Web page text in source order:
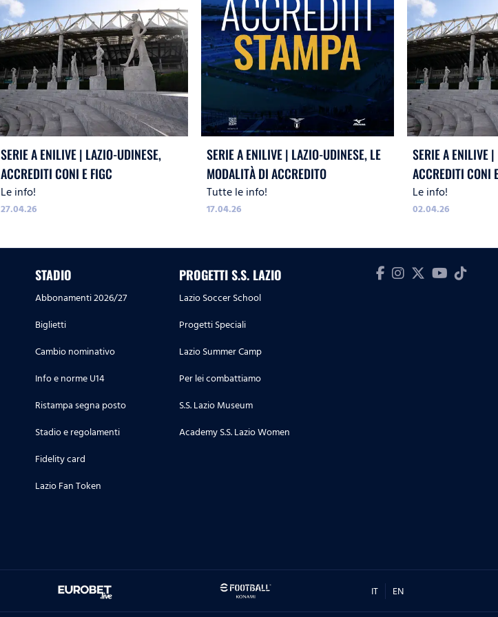
SERIE A ENILIVE | LAZIO-UDINESE,
ACCREDITI CONI E FIGC
Le info!
27.04.26
SERIE A ENILIVE | LAZIO-UDINESE, LE
MODALITÀ DI ACCREDITO
Tutte le info!
17.04.26
SERIE A ENILIVE
ACCREDITI CONI
Le info!
02.04.26
STADIO
Abbonamenti 2026/27
Biglietti
Cambio nominativo
Info e norme U14
Ristampa segna posto
Stadio e regolamenti
Fidelity card
Lazio Fan Token
PROGETTI S.S. LAZIO
Lazio Soccer School
Progetti Speciali
Lazio Summer Camp
Per lei combattiamo
S.S. Lazio Museum
Academy S.S. Lazio Women
IT EN